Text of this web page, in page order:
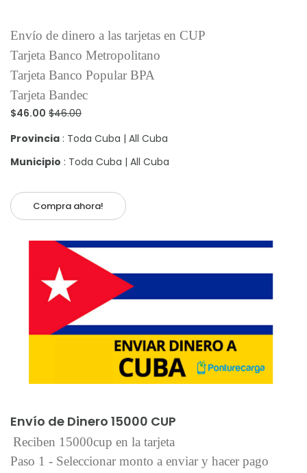
Envío de dinero a las tarjetas en CUP
Tarjeta Banco Metropolitano
Tarjeta Banco Popular BPA
Tarjeta Bandec
$46.00 $46.00
Provincia : Toda Cuba | All Cuba
Municipio : Toda Cuba | All Cuba
Compra ahora!
Envío de Dinero 15000 CUP
Reciben 15000cup en la tarjeta
Paso 1 - Seleccionar monto a enviar y hacer pago